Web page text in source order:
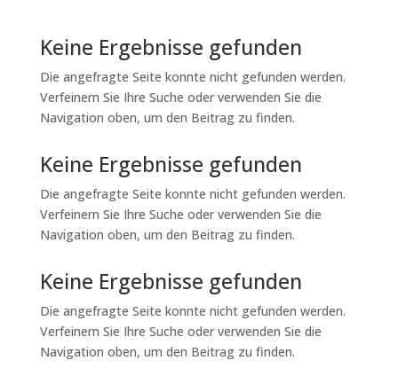
Keine Ergebnisse gefunden
Die angefragte Seite konnte nicht gefunden werden.
Verfeinern Sie Ihre Suche oder verwenden Sie die
Navigation oben, um den Beitrag zu finden.
Keine Ergebnisse gefunden
Die angefragte Seite konnte nicht gefunden werden.
Verfeinern Sie Ihre Suche oder verwenden Sie die
Navigation oben, um den Beitrag zu finden.
Keine Ergebnisse gefunden
Die angefragte Seite konnte nicht gefunden werden.
Verfeinern Sie Ihre Suche oder verwenden Sie die
Navigation oben, um den Beitrag zu finden.